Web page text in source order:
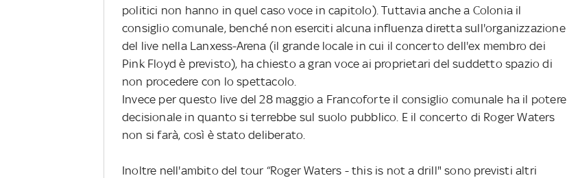
politici non hanno in quel caso voce in capitolo). Tuttavia anche a Colonia il
consiglio comunale, benché non eserciti alcuna influenza diretta sull'organizzazione
del live nella Lanxess-Arena (il grande locale in cui il concerto dell'ex membro dei
Pink Floyd è previsto), ha chiesto a gran voce ai proprietari del suddetto spazio di
non procedere con lo spettacolo.
Invece per questo live del 28 maggio a Francoforte il consiglio comunale ha il potere
decisionale in quanto si terrebbe sul suolo pubblico. E il concerto di Roger Waters
non si farà, così è stato deliberato.
Inoltre nell'ambito del tour “Roger Waters - this is not a drill" sono previsti altri